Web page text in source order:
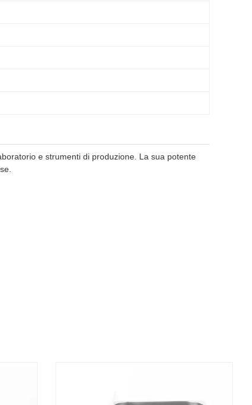
e strumenti di produzione. La sua potente